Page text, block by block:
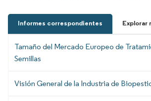
Informes correspondientes Explorar
Tamaño del Mercado Europeo de
Semillas
Visión General de la Industria de